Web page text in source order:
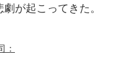
が起こってきた。